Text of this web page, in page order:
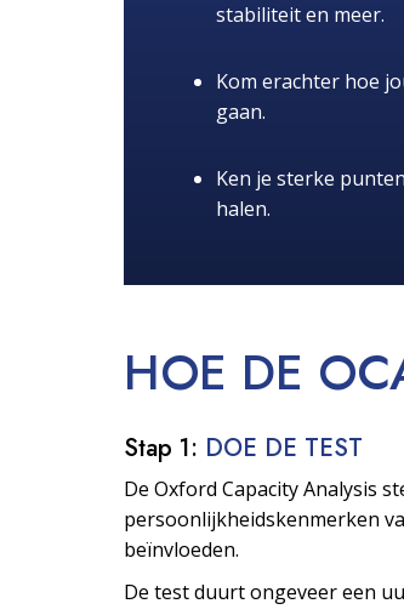
stabiliteit en meer.
Kom erachter hoe
gaan.
Ken je sterke
halen.
HOE DE
Stap 1: DOE DE TEST
De Oxford Capacity Analysis
persoonlijkheids­kenmerken
beïnvloeden.
De test duurt ongeveer een